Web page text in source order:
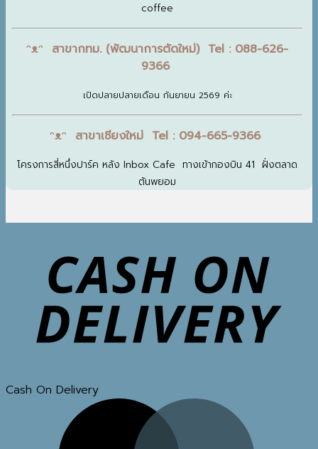
coffee
ᵔᴥᵔ สาขากทม. (พัฒนาการตัดใหม่) Tel : 088-626-
9366
เปิดปลายปลายเดือน กันยายน 2569 ค่ะ
ᵔᴥᵔ สาขาเชียงใหม่ Tel : 094-665-9366
โครงการสี่หนึ่งปาร์ค หลัง Inbox Cafe ทางเข้ากองบิน 41 ฝั่งตลาด
ต้นพยอม
Cash On Delivery